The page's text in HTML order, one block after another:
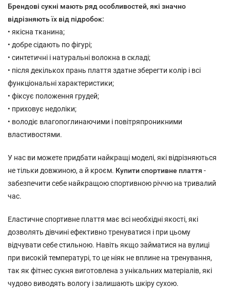
Брендові сукні мають ряд особливостей, які значно
відрізняють їх від підробок:
• якісна тканина;
• добре сідають по фігурі;
• синтетичні і натуральні волокна в складі;
• після декількох прань плаття здатне зберегти колір і всі
функціональні характеристики;
• фіксує положення грудей;
• приховує недоліки;
• володіє влагопоглинаючими і повітряпроникними
властивостями.
У нас ви можете придбати найкращі моделі, які відрізняються
не тільки довжиною, а й кроєм. Купити спортивне плаття -
забезпечити себе найкращою спортивною річчю на тривалий
час.
Еластичне спортивне плаття має всі необхідні якості, які
дозволять дівчині ефективно тренуватися і при цьому
відчувати себе стильною. Навіть якщо займатися на вулиці
при високій температурі, то це ніяк не вплине на тренування,
так як фітнес сукня виготовлена з унікальних матеріалів, які
чудово виводять вологу і залишають шкіру сухою.